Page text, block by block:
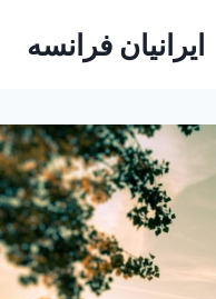
ایرانیان فرانسه